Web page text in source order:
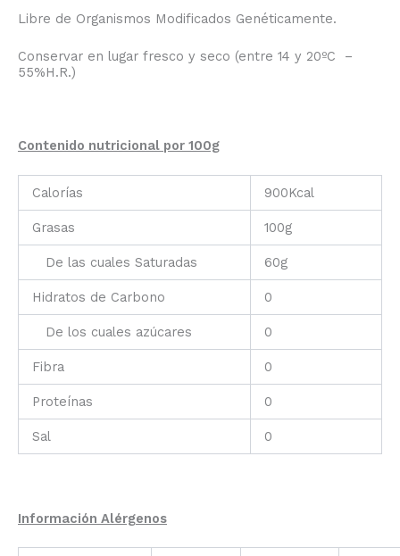
Libre de Organismos Modificados Genéticamente.
Conservar en lugar fresco y seco (entre 14 y 20ºC –
55%H.R.)
Contenido nutricional por 100g
Calorías 900Kcal
Grasas 100g
De las cuales Saturadas 60g
Hidratos de Carbono 0
De los cuales azúcares 0
Fibra 0
Proteínas 0
Sal 0
Información Alérgenos